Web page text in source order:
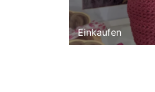
Einkaufen